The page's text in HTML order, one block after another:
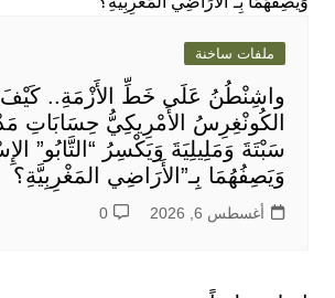
ملفات ساخنة
واشِنْطُنُ عَلَى خَطِّ الأَزْمَةِ.. كَيْفَ
الكُونْغِرِسُ الأَمْرِيكِيُّ حِسَابَاتِ
سَبْتَةَ وَمَلِيلِيَةَ وَيَكْسِرُ “التَّابُو”
وَيَصِفُهُمَا بِـ”الأَرَاضِي المَغْرِبِيَّةِ؟
أغسطس 6, 2026 0